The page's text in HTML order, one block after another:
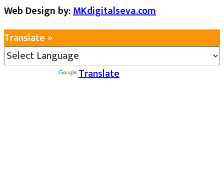
Web Design by:MKdigitalseva.com
Translate »
Translate